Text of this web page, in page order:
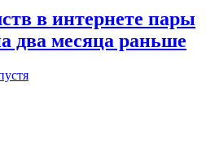
в интернете пары
два месяца раньше